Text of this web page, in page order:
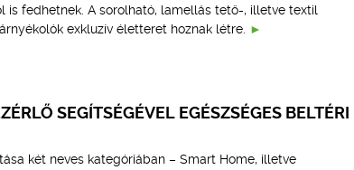
is fedhetnek. A sorolható, lamellás tető-, illetve textil
exkluzív életteret hoznak létre.
SEGÍTSÉGÉVEL EGÉSZSÉGES BELTÉRI
két neves kategóriában – Smart Home, illetve